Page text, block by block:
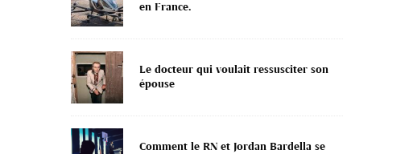
en France.
Le docteur qui voulait ressusciter son
épouse
Comment le RN et Jordan Bardella se